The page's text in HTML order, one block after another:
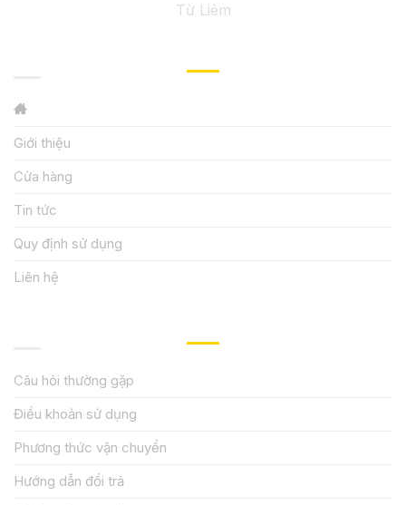
Từ Liêm
Giới thiệu
Cửa hàng
Tin tức
Quy định sử dụng
Liên hệ
Câu hỏi thường gặp
Điều khoản sử dụng
Phương thức vận chuyển
Hướng dẫn đổi trả